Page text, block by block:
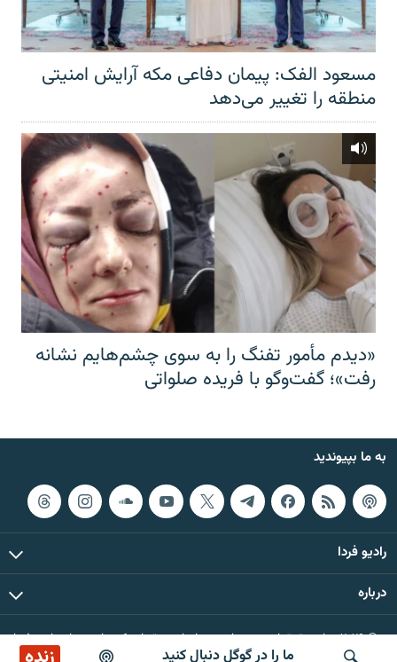
ما را در گوگل دنبال کنید
مسعود الفک: پیمان دفاعی مکه آرایش امنیتی
منطقه را تغییر می‌دهد
«دیدم مأمور تفنگ را به سوی چشم‌هایم نشانه
رفت»؛ گفت‌و‌گو با فریده صلواتی
به ما بپیوندید
رادیو فردا
درباره
© ۲۰۲۶ تمام حقوق این وب‌سایت، بر اساس مقررات کپی‌رایت، برای رادیو فردا
محفوظ است.